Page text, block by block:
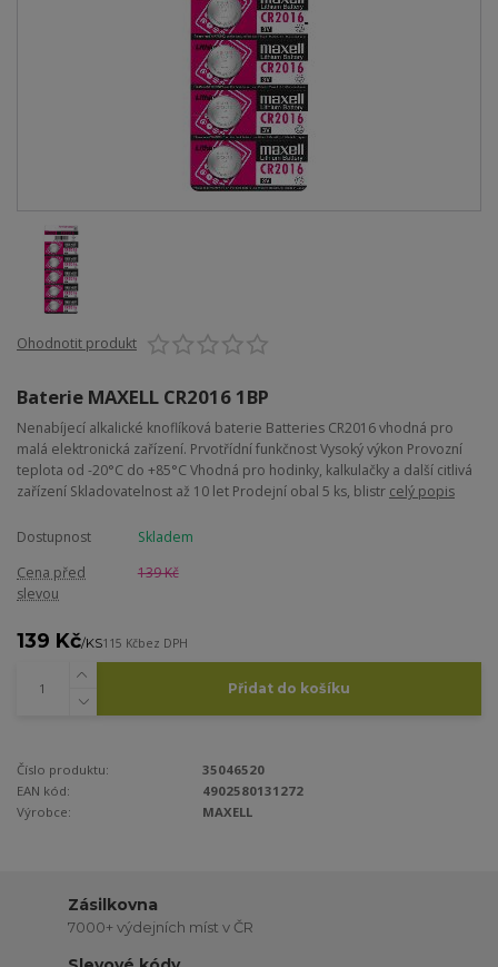
Ohodnotit produkt
Baterie MAXELL CR2016 1BP
Nenabíjecí alkalické knoflíková baterie Batteries CR2016 vhodná pro
malá elektronická zařízení. Prvotřídní funkčnost Vysoký výkon Provozní
teplota od -20°C do +85°C Vhodná pro hodinky, kalkulačky a další citlivá
zařízení Skladovatelnost až 10 let Prodejní obal 5 ks, blistr celý popis
Dostupnost
Skladem
Cena před
slevou
139 Kč
139 Kč/KS115 Kčbez DPH
Přidat do košíku
Číslo produktu:
35046520
EAN kód:
4902580131272
Výrobce:
MAXELL
Zásilkovna
7000+ výdejních míst v ČR